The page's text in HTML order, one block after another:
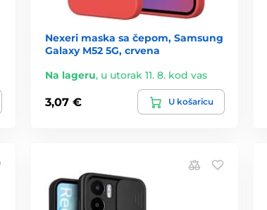
Nexeri maska sa čepom, Samsung
Galaxy M52 5G, crvena
Na lageru, u utorak 11. 8. kod vas
3,07 € U košaricu